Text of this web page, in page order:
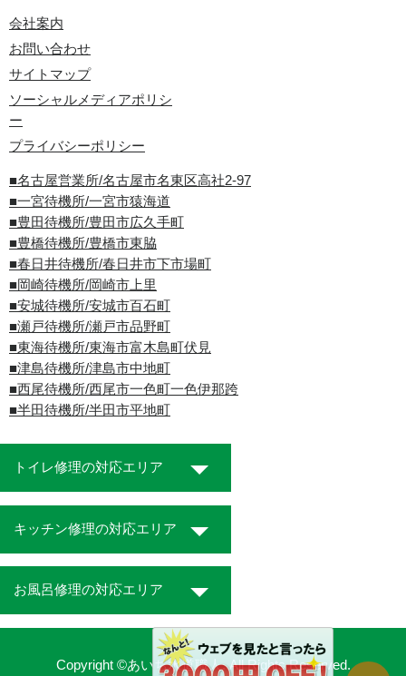
会社案内
お問い合わせ
サイトマップ
ソーシャルメディアポリシ
ー
プライバシーポリシー
■名古屋営業所/名古屋市名東区高社2-97
■一宮待機所/一宮市猿海道
■豊田待機所/豊田市広久手町
■豊橋待機所/豊橋市東脇
■春日井待機所/春日井市下市場町
■岡崎待機所/岡崎市上里
■安城待機所/安城市百石町
■瀬戸待機所/瀬戸市品野町
■東海待機所/東海市富木島町伏見
■津島待機所/津島市中地町
■西尾待機所/西尾市一色町一色伊那跨
■半田待機所/半田市平地町
トイレ修理の対応エリア
キッチン修理の対応エリア
お風呂修理の対応エリア
Copyright ©あいち水道職人. All Rights Reserved.